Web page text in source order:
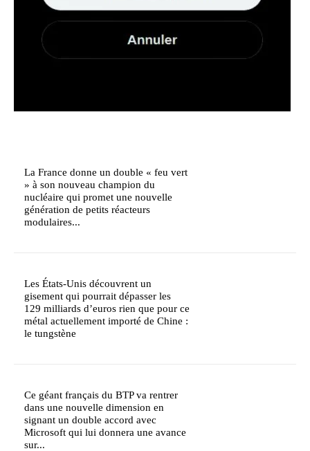
La France donne un double « feu vert
» à son nouveau champion du
nucléaire qui promet une nouvelle
génération de petits réacteurs
modulaires...
Les États-Unis découvrent un
gisement qui pourrait dépasser les
129 milliards d’euros rien que pour ce
métal actuellement importé de Chine :
le tungstène
Ce géant français du BTP va rentrer
dans une nouvelle dimension en
signant un double accord avec
Microsoft qui lui donnera une avance
sur...